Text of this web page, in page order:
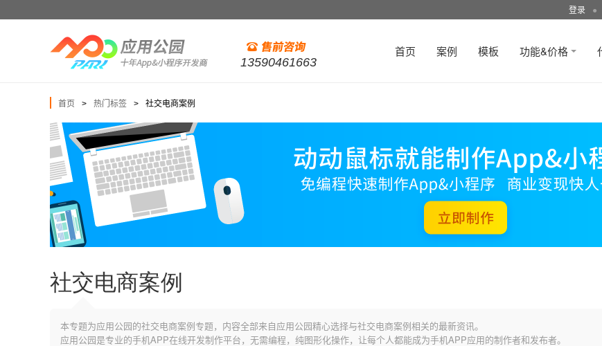
登录 ●
13590461663
首页 案例 模板 功能&价格
首页 > 热门标签 > 社交电商案例
社交电商案例
本专题为应用公园的社交电商案例专题，内容全部来自应用公园精心选择与社交电商案例相关的最新资讯。
应用公园是专业的手机APP在线开发制作平台，无需编程，纯图形化操作，让每个人都能成为手机APP应用的制作者和发布者。